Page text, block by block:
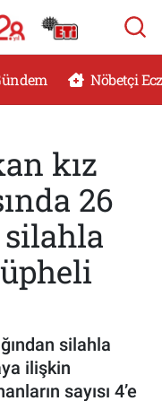
Nöbetçi
kız
26
silahla
silahla
ilişkin
sayısı 4’e